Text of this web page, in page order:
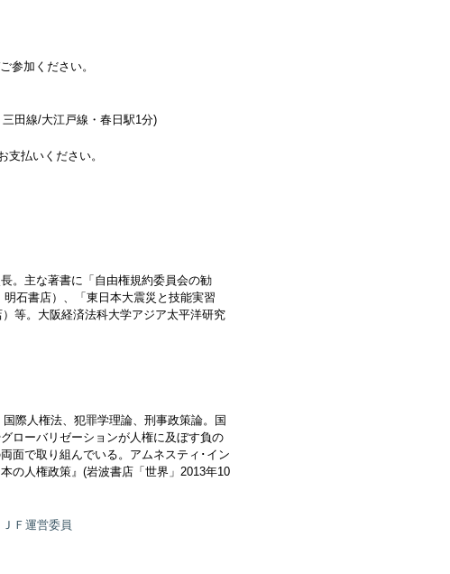
参加ください。
田線/大江戸線・春日駅1分)
支払いください。
。主な著書に「自由権規約委員会の勧
明石書店）、「東日本大震災と技能実習
等。 大阪経済法科大学アジア太平洋研究
際人権法、犯罪学理論、刑事政策論。国
ローバリゼーションが人権に及ぼす負の
面で取り組んでいる。アムネスティ･イン
の人権政策』(岩波書店「世界」2013年10
Ｆ運営委員